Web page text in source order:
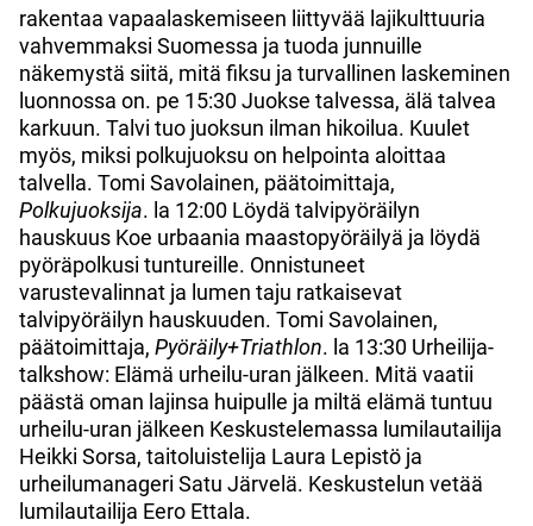
rakentaa vapaalaskemiseen liittyvää lajikulttuuria
vahvemmaksi Suomessa ja tuoda junnuille
näkemystä siitä, mitä fiksu ja turvallinen laskeminen
luonnossa on. pe 15:30 Juokse talvessa, älä talvea
karkuun. Talvi tuo juoksun ilman hikoilua. Kuulet
myös, miksi polkujuoksu on helpointa aloittaa
talvella. Tomi Savolainen, päätoimittaja,
Polkujuoksija. la 12:00 Löydä talvipyöräilyn
hauskuus Koe urbaania maastopyöräilyä ja löydä
pyöräpolkusi tuntureille. Onnistuneet
varustevalinnat ja lumen taju ratkaisevat
talvipyöräilyn hauskuuden. Tomi Savolainen,
päätoimittaja, Pyöräily+Triathlon. la 13:30 Urheilija-
talkshow: Elämä urheilu-uran jälkeen. Mitä vaatii
päästä oman lajinsa huipulle ja miltä elämä tuntuu
urheilu-uran jälkeen Keskustelemassa lumilautailija
Heikki Sorsa, taitoluistelija Laura Lepistö ja
urheilumanageri Satu Järvelä. Keskustelun vetää
lumilautailija Eero Ettala.